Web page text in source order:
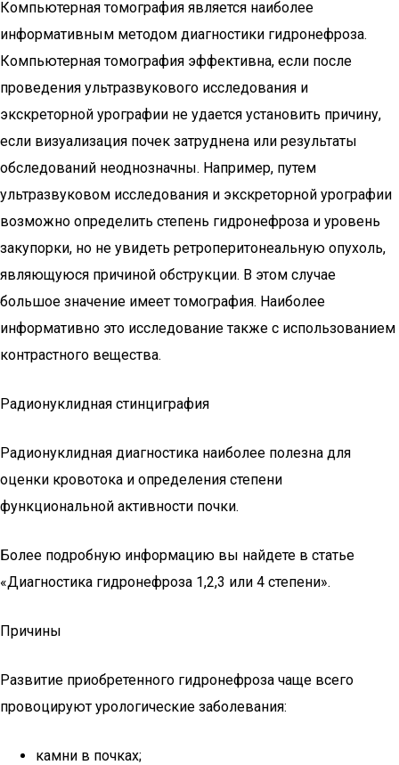
Компьютерная томография является наиболее
информативным методом диагностики гидронефроза.
Компьютерная томография эффективна, если после
проведения ультразвукового исследования и
экскреторной урографии не удается установить причину,
если визуализация почек затруднена или результаты
обследований неоднозначны. Например, путем
ультразвуковом исследования и экскреторной урографии
возможно определить степень гидронефроза и уровень
закупорки, но не увидеть ретроперитонеальную опухоль,
являющуюся причиной обструкции. В этом случае
большое значение имеет томография. Наиболее
информативно это исследование также с использованием
контрастного вещества.
Радионуклидная стинциграфия
Радионуклидная диагностика наиболее полезна для
оценки кровотока и определения степени
функциональной активности почки.
Более подробную информацию вы найдете в статье
«Диагностика гидронефроза 1,2,3 или 4 степени».
Причины
Развитие приобретенного гидронефроза чаще всего
провоцируют урологические заболевания:
камни в почках;